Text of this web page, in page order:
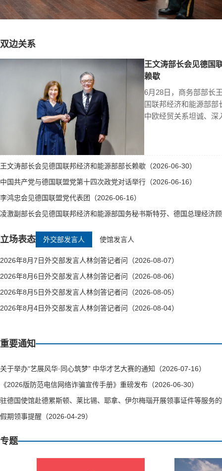
双边关系
王文涛部长会见德国
赖歇
6月28日，商务部部长
国联邦经济和能源部
中欧经贸关系坦诚、深
王文涛部长会见德国联邦经济和能源部部长赖歇（2026-06-30）
中国共产党与德国联盟党第十四次政党对话举行（2026-06-16）
李鸿忠会见德国联盟党代表团（2026-06-16）
凌激副部长会见德国联邦经济和能源部国务秘书斯特芬、德国总理经济
立场表态 外交部发言人 使馆发言人
2026年8月7日外交部发言人林剑答记者问（2026-08-07）
2026年8月6日外交部发言人林剑答记者问（2026-08-06）
2026年8月5日外交部发言人林剑答记者问（2026-08-05）
2026年8月4日外交部发言人林剑答记者问（2026-08-04）
重要通知
关于举办“艺展风华·同心筑梦” 中华才艺大赛的通知（2026-07-16）
《2026版防范电信网络诈骗宣传手册》重磅发布（2026-06-30）
驻德国使馆赴德累斯顿、莱比锡、耶拿、伊尔梅瑙开展领事证件等服务
假期领事提醒（2026-04-29）
专题